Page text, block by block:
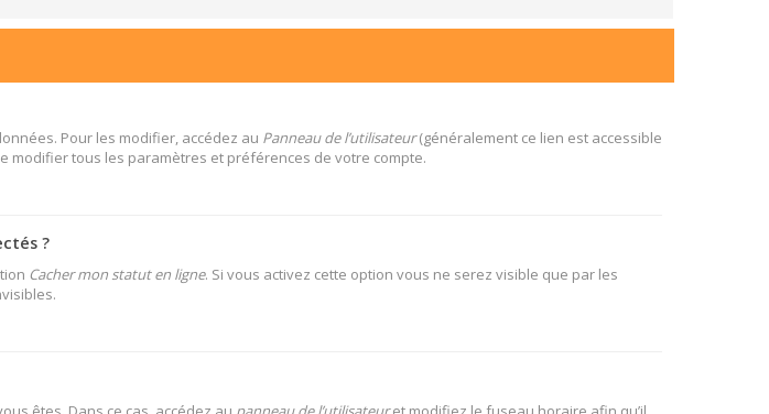
Pour les modifier, accédez au Panneau de l’utilisateur(généralement ce lien est accessible
modifier tous les paramètres et préférences de votre compte.
?
Cacher mon statut en ligne. Si vous activez cette option vous ne serez visible que par les